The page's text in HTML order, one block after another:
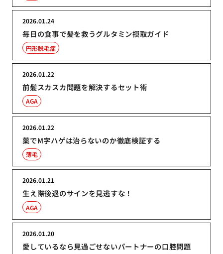
毎日の食事で髪を救うグルタミン摂取ガイド
2026.01.24
円形脱毛症
前髪スカスカ問題を解決するセット術
2026.01.22
AGA
薬でM字ハゲは治らないのか徹底検証する
2026.01.22
薄毛
生え際後退のサインを見逃すな！
2026.01.21
AGA
愛しているなら見過ごせないパートナーの口腔問題
2026.01.20